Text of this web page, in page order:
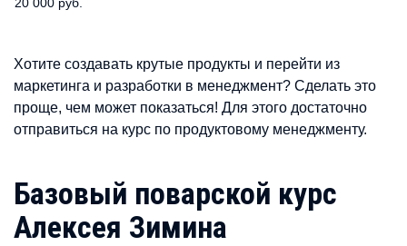
Хотите создавать крутые продукты и перейти из
маркетинга и разработки в менеджмент? Сделать это
проще, чем может показаться! Для этого достаточно
отправиться на курс по продуктовому менеджменту.
Базовый поварской курс
Алексея Зимина